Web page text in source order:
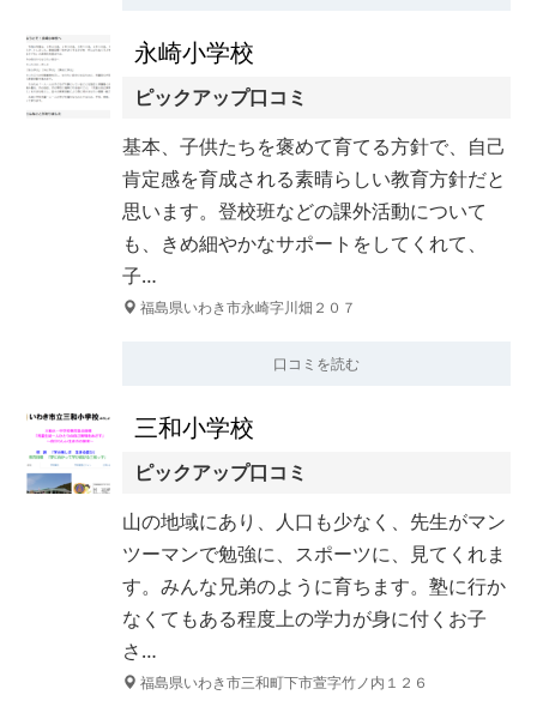
永崎小学校
ピックアップ口コミ
基本、子供たちを褒めて育てる方針で、自己
肯定感を育成される素晴らしい教育方針だと
思います。登校班などの課外活動について
も、きめ細やかなサポートをしてくれて、
子…
福島県いわき市永崎字川畑２０７
口コミを読む
三和小学校
ピックアップ口コミ
山の地域にあり、人口も少なく、先生がマン
ツーマンで勉強に、スポーツに、見てくれま
す。みんな兄弟のように育ちます。塾に行か
なくてもある程度上の学力が身に付くお子
さ…
福島県いわき市三和町下市萱字竹ノ内１２６